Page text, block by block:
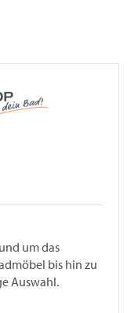
um das
bis hin zu
Auswahl.